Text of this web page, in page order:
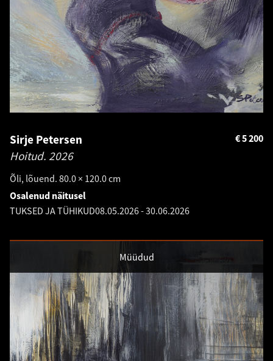
Sirje Petersen
Hoitud. 2026
Õli, lõuend. 80.0 × 120.0 cm
5 200
€
Osalenud näitusel
TUKSED JA TÜHIKUD08.05.2026-30.06.2026
Müüdud